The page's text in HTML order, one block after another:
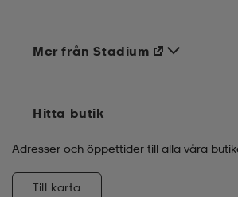
Mer från Stadium
Hitta butik
Adresser och öppettider till alla våra
Till karta